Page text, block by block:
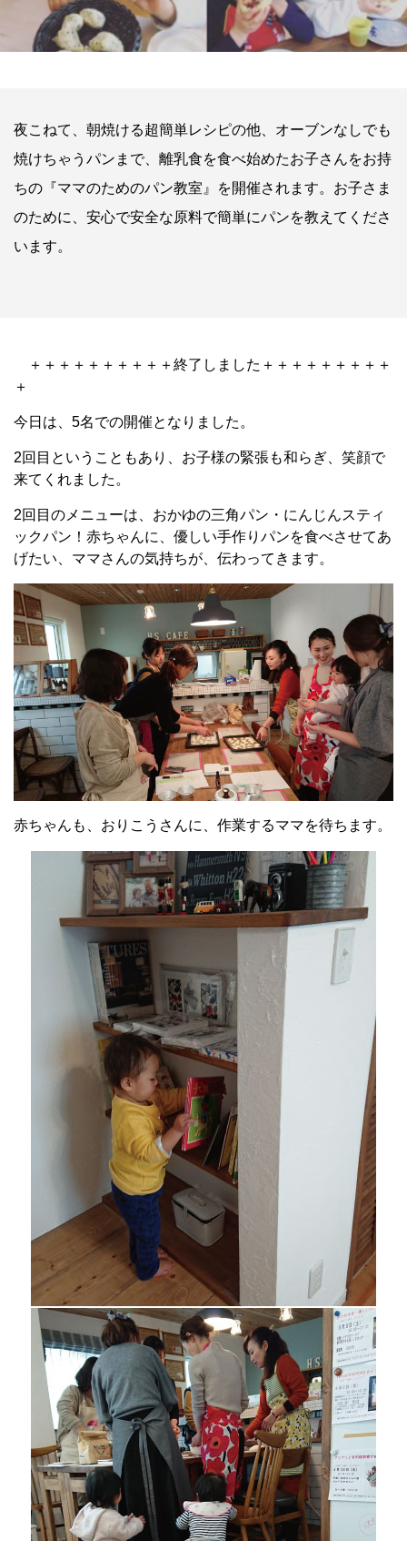
夜こねて、朝焼ける超簡単レシピの他、オーブンなしでも
焼けちゃうパンまで、離乳食を食べ始めたお子さんをお持
ちの『ママのためのパン教室』を開催されます。お子さま
のために、安心で安全な原料で簡単にパンを教えてくださ
います。
＋＋＋＋＋＋＋＋＋＋終了しました＋＋＋＋＋＋＋＋＋
＋
今日は、5名での開催となりました。
2回目ということもあり、お子様の緊張も和らぎ、笑顔で
来てくれました。
2回目のメニューは、おかゆの三角パン・にんじんスティ
ックパン！赤ちゃんに、優しい手作りパンを食べさせてあ
げたい、ママさんの気持ちが、伝わってきます。
赤ちゃんも、おりこうさんに、作業するママを待ちます。